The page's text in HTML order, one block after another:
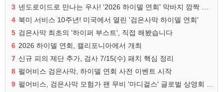
3
4 북미 서비스 10주년! 미국에서 열린 '검은사막 하이델 연회'
5 검은사막 최초의 '하이퍼 부스트', 직접 해봤습니다
6 2026 하이델 연회, 캘리포니아에서 개최
7 신규 피의 제단 추가, 검사 7/15(수) 패치 핵심 정리
8 펄어비스 검은사막, 하이델 연회 사전 이벤트 시작
9